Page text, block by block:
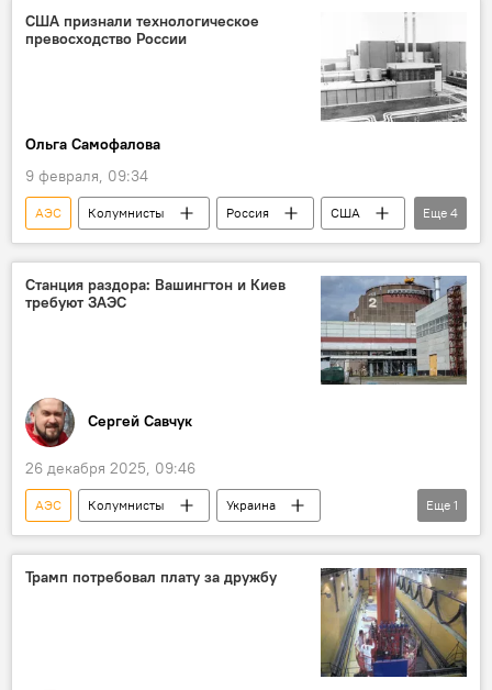
США признали технологическое
превосходство России
Ольга Самофалова
9 февраля, 09:34
АЭС Колумнисты Россия
США
Венгрия
АЭС "Пакш"
Росатом
Еще 4
Станция раздора: Вашингтон и Киев
требуют ЗАЭС
Сергей Савчук
26 декабря 2025, 09:46
АЭС Колумнисты
Украина
США
Westinghouse Electric
Еще 1
Трамп потребовал плату за дружбу